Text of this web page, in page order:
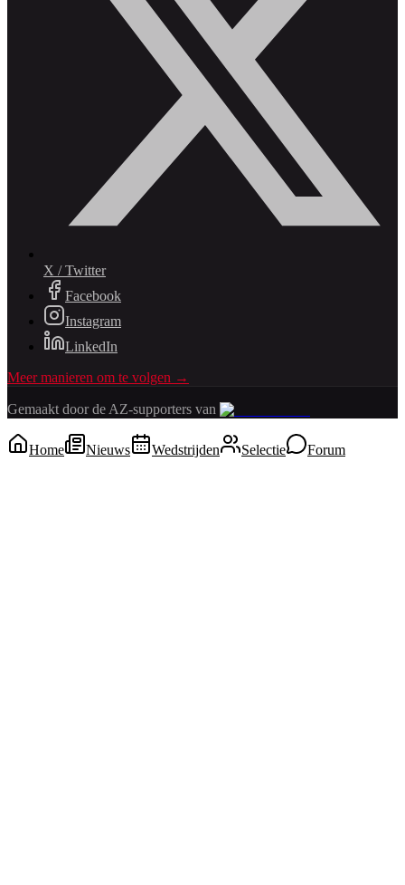
X / Twitter
Facebook
Instagram
LinkedIn
Meer manieren om te volgen →
Gemaakt door de AZ-supporters van
Home Nieuws Wedstrijden Selectie Forum